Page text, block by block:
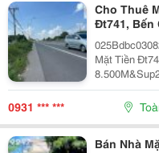
Cho Thuê
Đt741, Bến
025Bdbc030826 Cho Thuê Mặt Bằng &Ndash;
Mặt Tiền
8.500M&Sup2; Thông Tin Chi Tiết Vị Trí: Mặt
Đường
Tích:
0931 *** ***
Bán Nhà